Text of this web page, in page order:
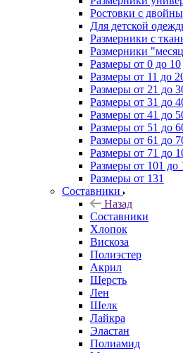
Ростовки с
Для детской
Размерники с
Размерники
Размеры от 0 до 10
Размеры от 11 до
Размеры от 21 до
Размеры от 31 до
Размеры от 41 до
Размеры от 51 до
Размеры от 61 до
Размеры от 71 до
Размеры от 101 до
Размеры от 131
Составники
Назад
Составники
Хлопок
Вискоза
Полиэстер
Акрил
Шерсть
Лен
Шелк
Лайкра
Эластан
Полиамид